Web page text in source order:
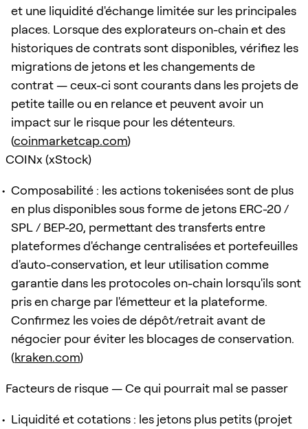
et une liquidité d'échange limitée sur les principales
places. Lorsque des explorateurs on-chain et des
historiques de contrats sont disponibles, vérifiez les
migrations de jetons et les changements de
contrat — ceux-ci sont courants dans les projets de
petite taille ou en relance et peuvent avoir un
impact sur le risque pour les détenteurs.
(coinmarketcap.com)
COINx (xStock)
Composabilité : les actions tokenisées sont de plus
en plus disponibles sous forme de jetons ERC-20 /
SPL / BEP-20, permettant des transferts entre
plateformes d'échange centralisées et portefeuilles
d'auto-conservation, et leur utilisation comme
garantie dans les protocoles on-chain lorsqu'ils sont
pris en charge par l'émetteur et la plateforme.
Confirmez les voies de dépôt/retrait avant de
négocier pour éviter les blocages de conservation.
(kraken.com)
Facteurs de risque — Ce qui pourrait mal se passer
Liquidité et cotations : les jetons plus petits (projet